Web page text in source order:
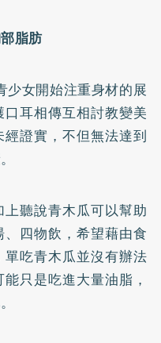
脂肪
少女開始注重身材的展
耳相傳互相討教變美
證實，不但無法達到
聽說青木瓜可以幫助
四物飲，希望藉由食
吃青木瓜並沒有辦法
只是吃進大量油脂，